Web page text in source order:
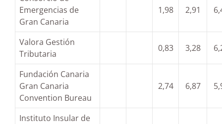
Emergencias de
Gran Canaria
1,98 2,91
Valora Gestión
Tributaria
0,83 3,28
Fundación Canaria
Gran Canaria
Convention Bureau
2,74 6,87
Instituto Insular de